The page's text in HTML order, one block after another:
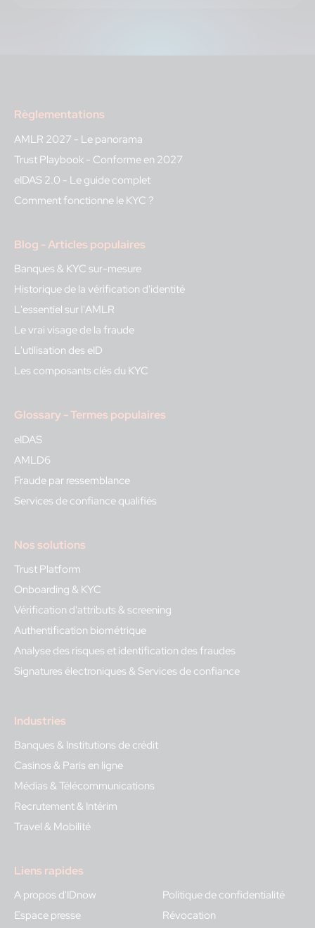
Règlementations
AMLR 2027 - Le panorama
Trust Playbook - Conforme en 2027
eIDAS 2.0 - Le guide complet
Comment fonctionne le KYC ?
Blog - Articles populaires
Banques & KYC sur-mesure
Historique de la vérification d'identité
L'essentiel sur l'AMLR
Le vrai visage de la fraude
L'utilisation des eID
Les composants clés du KYC
Glossary - Termes populaires
eIDAS
AMLD6
Fraude par ressemblance
Services de confiance qualifiés
Nos solutions
Trust Platform
Onboarding & KYC
Vérification d'attributs & screening
Authentification biométrique
Analyse des risques et identification des fraudes
Signatures électroniques & Services de confiance
Industries
Banques & Institutions de crédit
Casinos & Paris en ligne
Médias & Télécommunications
Recrutement & Intérim
Travel & Mobilité
Liens rapides
A propos d'IDnow
Espace presse
Politique de confidentialité
Révocation